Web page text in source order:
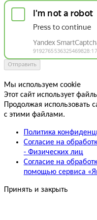
Отправить
Мы используем cookie
Этот сайт использует
Продолжая использовать
с этими файлами.
Политика
Согласие на
- Физических лиц
Согласие на
помощью сервиса
Принять и закрыть